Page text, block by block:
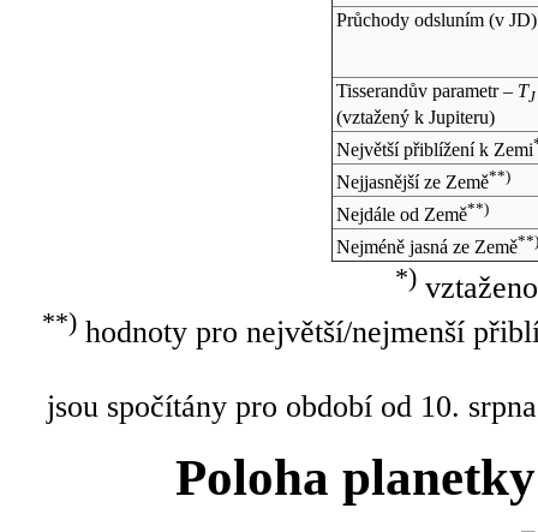
Průchody odsluním (v JD)
Tisserandův parametr – TJ
(vztažený k Jupiteru)
Největší přiblížení k Zemi
Nejjasnější ze Země**)
Nejdále od Země**)
Nejméně jasná ze Země**)
*)
**)hodnoty pro největší/nejmenší
jsou spočítány pro období od 10.
Poloha